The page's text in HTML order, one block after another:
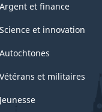
Argent et finance
Science et innovation
Autochtones
Vétérans et militaires
Jeunesse